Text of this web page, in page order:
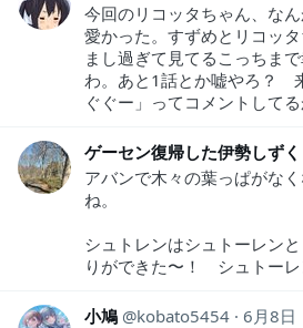
今回のリコッタちゃん、な
愛かった。すずめとリコッ
まし過ぎて見てるこっちま
わ。あと1話とか嘘やろ？
ぐぐー」ってコメントしてる
ゲーセン復帰した伊勢しずく
アバンで木々の葉っぱがな
ね。
シュトレンはシュトーレン
りができた〜！ シュトーレ
小鳩 kobato5454 6月8日